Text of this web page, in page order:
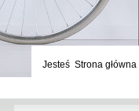
Jesteś Strona główna